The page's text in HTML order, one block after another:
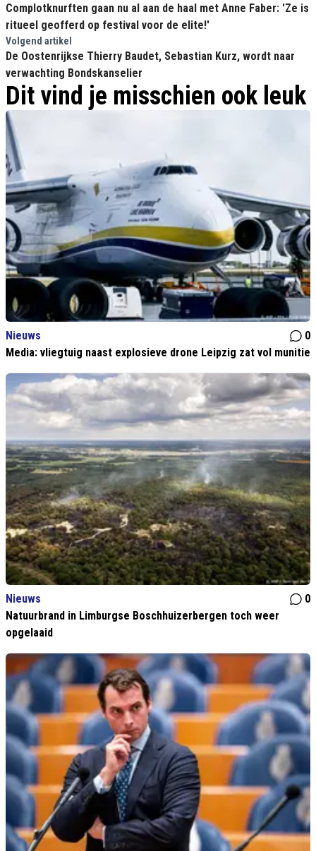
Complotknurften gaan nu al aan de haal met Anne Faber: 'Ze is
ritueel geofferd op festival voor de elite!'
Volgend artikel
De Oostenrijkse Thierry Baudet, Sebastian Kurz, wordt naar
verwachting Bondskanselier
Dit vind je misschien ook leuk
Nieuws
0
Media: vliegtuig naast explosieve drone Leipzig zat vol munitie
Nieuws
0
Natuurbrand in Limburgse Boschhuizerbergen toch weer
opgelaaid